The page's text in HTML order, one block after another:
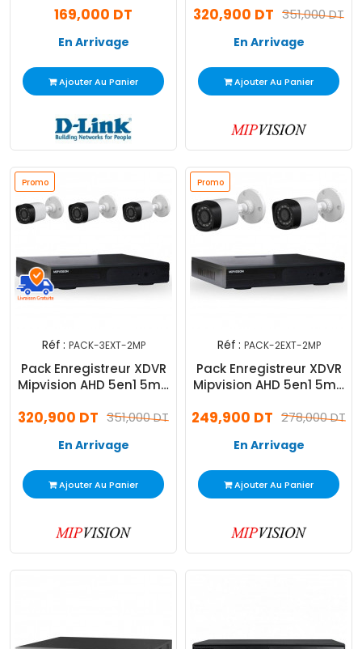
169,000 DT
En Arrivage
Ajouter Au Panier
360 2mp351,000 DT
320,900 DT
En Arrivage
Ajouter Au Panier
Promo
Réf : PACK-3EXT-2MP
Pack Enregistreur XDVR
Mipvision AHD 5en1 5mp
F024 2MP351,000 DT
320,900 DT
En Arrivage
Ajouter Au Panier
Promo
Réf : PACK-2EXT-2MP
Pack Enregistreur XDVR
Mipvision AHD 5en1 5mp
F024 2MP278,000 DT
249,900 DT
En Arrivage
Ajouter Au Panier